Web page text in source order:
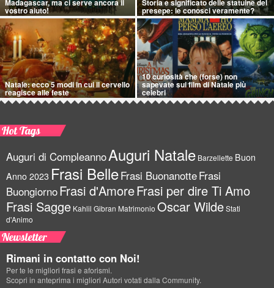
Madagascar, ma ci serve ancora il
vostro aiuto!
Storia e significato delle statuine del
presepe: le conosci veramente?
Natale: ecco 5 modi in cui il cervello
reagisce alle feste
10 curiosità che (forse) non
sapevate sui film di Natale più
celebri
Hot Tags
Auguri di CompleannoAuguri Natale Barzellette Buon
Anno 2023 Frasi BelleFrasi BuonanotteFrasi
BuongiornoFrasi d'AmoreFrasi per dire Ti Amo
Frasi Sagge Kahlil Gibran Matrimonio Oscar WildeStati
d'Animo
Newsletter
Rimani in contatto con Noi!
Per te le migliori frasi e aforismi.
Scopri in anteprima i migliori Autori votati dalla Community.